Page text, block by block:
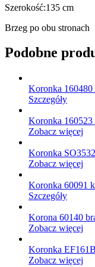
Szerokość:135 cm
Brzeg po obu stronach
Podobne
Koronka 160480
Szczegóły
Koronka 160523
Zobacz więcej
Koronka
Zobacz więcej
Koronka 60091
Szczegóły
Korona 60140
Zobacz więcej
Koronka
Zobacz więcej